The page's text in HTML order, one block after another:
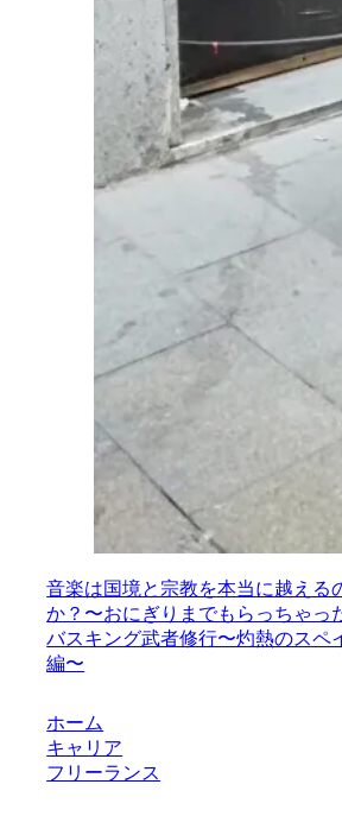
音楽は国境と宗教を本当に越える
か？〜おにぎりまでもらっちゃっ
バスキング武者修行〜灼熱のスペ
編〜
ホーム
キャリア
フリーランス